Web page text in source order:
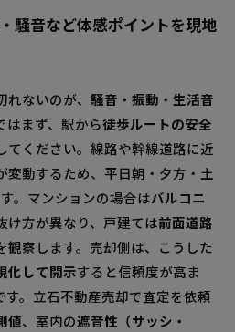
騒音など体感ポイントを現地
ないのが、 騒音・振動・生活音
はまず、駅から徒歩ルートの安全
てください。線路や幹線道路に近
変動するため、平日朝・夕方・土
。マンションの場合はバルコニ
け方が異なり、戸建ては前面道路
観察します。売却側は、こうした
化して開示すると信頼度が高ま
す。立石不動産売却で査定を依頼
値、室内の遮音性（サッシ・